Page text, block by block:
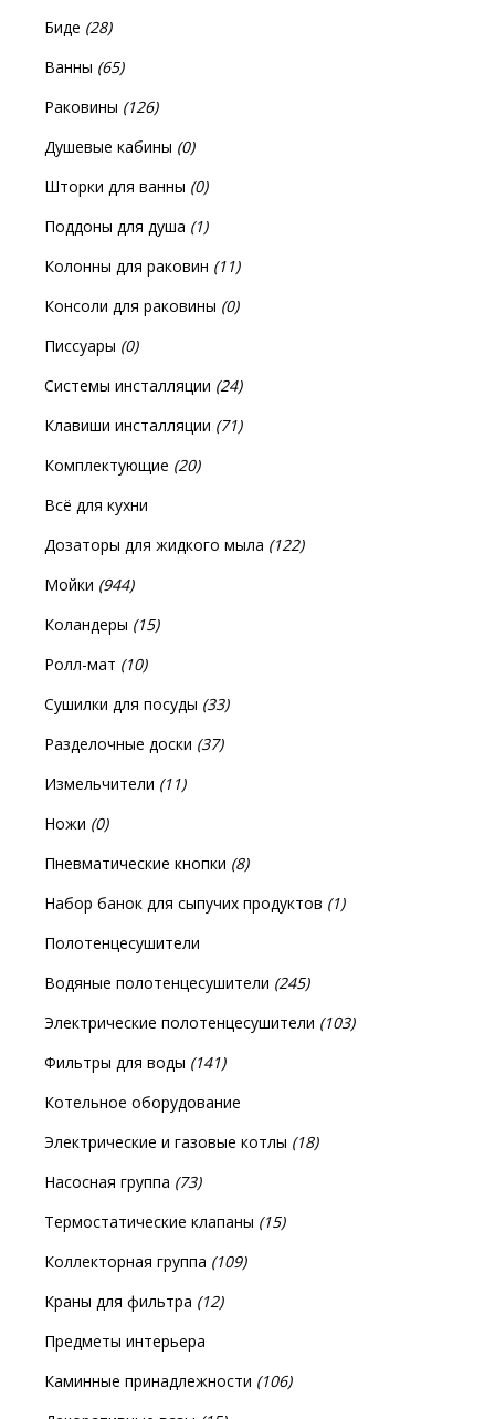
Биде (28)
Ванны (65)
Раковины (126)
Душевые кабины (0)
Шторки для ванны (0)
Поддоны для душа (1)
Колонны для раковин (11)
Консоли для раковины (0)
Писсуары (0)
Системы инсталляции (24)
Клавиши инсталляции (71)
Комплектующие (20)
Всё для кухни
Дозаторы для жидкого мыла (122)
Мойки (944)
Коландеры (15)
Ролл-мат (10)
Сушилки для посуды (33)
Разделочные доски (37)
Измельчители (11)
Ножи (0)
Пневматические кнопки (8)
Набор банок для сыпучих продуктов (1)
Полотенцесушители
Водяные полотенцесушители (245)
Электрические полотенцесушители (103)
Фильтры для воды (141)
Котельное оборудование
Электрические и газовые котлы (18)
Насосная группа (73)
Термостатические клапаны (15)
Коллекторная группа (109)
Краны для фильтра (12)
Предметы интерьера
Каминные принадлежности (106)